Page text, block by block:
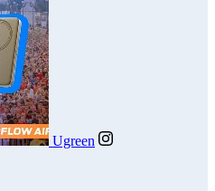
Ugreen